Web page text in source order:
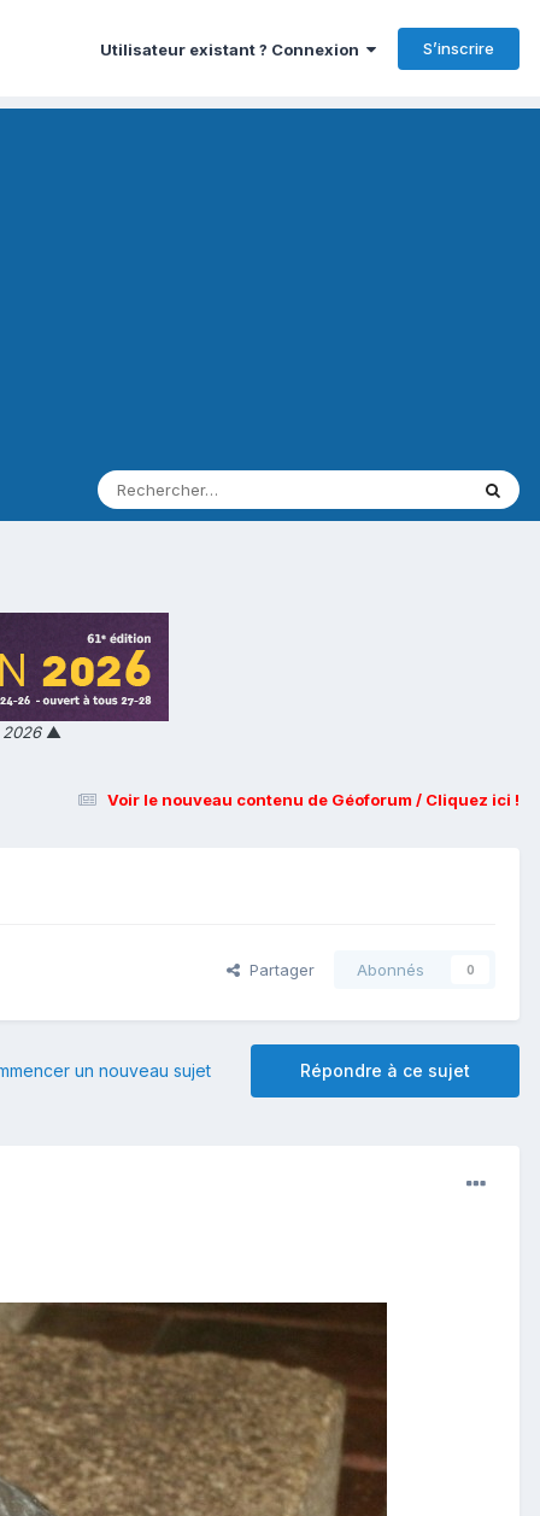
Utilisateur existant ? Connexion S’inscrire
▲
Voir le nouveau contenu de Géoforum / Cliquez ici !
Partager Abonnés 0
Répondre à ce sujet
un nouveau sujet